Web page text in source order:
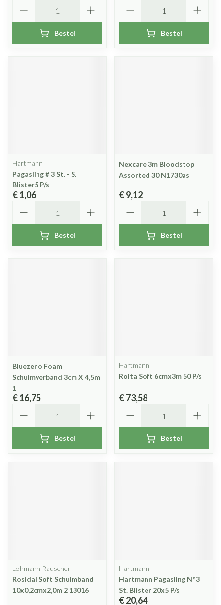
Bestel Bestel
Hartmann
Pagasling # 3 St. - S.
Blister5 P/s
€ 1,06
Bestel
Nexcare 3m Bloodstop
Assorted 30 N1730as
€ 9,12
Bestel
Bluezeno Foam
Schuimverband 3cm X 4,5m
1
€ 16,75
Bestel
Hartmann
Rolta Soft 6cmx3m 50 P/s
€ 73,58
Bestel
Lohmann Rauscher
Rosidal Soft Schuimband
10x0,2cmx2,0m 2 13016
Hartmann
Hartmann Pagasling N°3
St. Blister 20x5 P/s
€ 20,64